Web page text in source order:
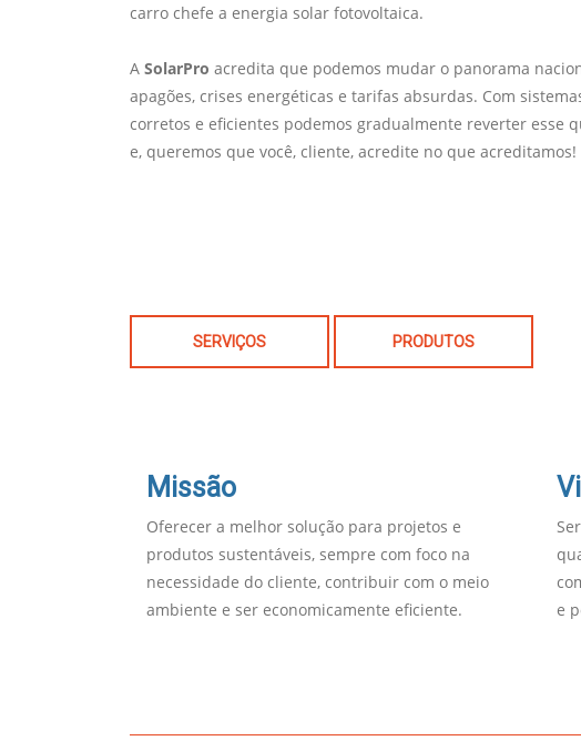
carro chefe a energia solar fotovoltaica.
A SolarPro acredita que podemos mudar o panorama
apagões, crises energéticas e tarifas absurdas. Com
corretos e eficientes podemos gradualmente reverter esse
e, queremos que você, cliente, acredite no que acreditamos!
SERVIÇOS PRODUTOS
Missão
Oferecer a melhor solução para projetos e
produtos sustentáveis, sempre com foco na
necessidade do cliente, contribuir com o meio
ambiente e ser economicamente eficiente.
e